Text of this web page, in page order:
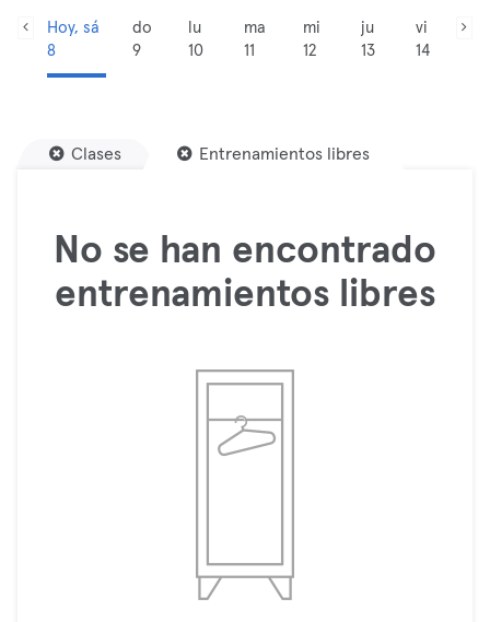
Hoy, sá
8
do
9
lu
10
ma
11
mi
12
ju
13
vi
14
Clases Entrenamientos libres
No se han encontrado
entrenamientos libres